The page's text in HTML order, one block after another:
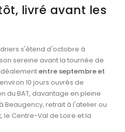
livré avant les
s'étend d'octobre à
sereine avant la tournée de
entre septembre et
10 jours ouvrés de
du BAT, davantage en pleine
Beaugency, retrait à l'atelier ou
le Centre-Val de Loire et la